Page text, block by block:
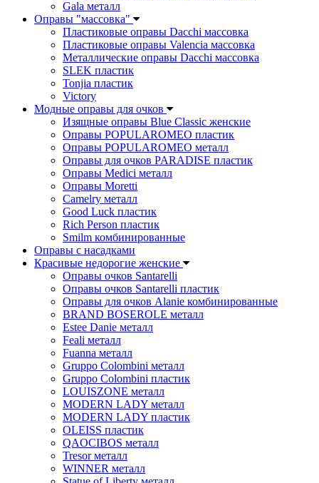
Gala металл
Оправы "массовка"
Пластиковые оправы Dacchi массовка
Пластиковые оправы Valencia массовка
Металлические оправы Dacchi массовка
SLEK пластик
Tonjia пластик
Victory
Модные оправы для очков
Изящные оправы Blue Classic женские
Оправы POPULAROMEO пластик
Оправы POPULAROMEO металл
Оправы для очков PARADISE пластик
Оправы Medici металл
Оправы Moretti
Camelry металл
Good Luck пластик
Rich Person пластик
Smilm комбинированные
Оправы с насадками
Красивые недорогие женские
Оправы очков Santarelli
Оправы очков Santarelli пластик
Оправы для очков Alanie комбинированные
BRAND BOSEROLE металл
Estee Danie металл
Feali металл
Fuanna металл
Gruppo Colombini металл
Gruppo Colombini пластик
LOUISZONE металл
MODERN LADY металл
MODERN LADY пластик
OLEISS пластик
QAOCIBOS металл
Tresor металл
WINNER металл